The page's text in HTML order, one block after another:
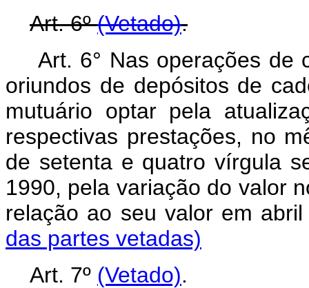
Art. 6º(Vetado).
Art. 6° Nas operações de
oriundos de depósitos de
mutuário optar pela
respectivas prestações, no
de setenta e quatro vírgula
1990, pela variação do valor
relação ao seu valor em
das partes vetadas)
Art. 7º (Vetado).